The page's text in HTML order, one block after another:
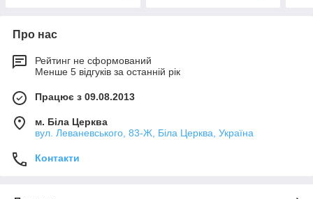
Про нас
Рейтинг не сформований
Менше 5 відгуків за останній рік
Працює з 09.08.2013
м. Біла Церква
вул. Леваневського, 83-Ж, Біла Церква, Україна
Контакти